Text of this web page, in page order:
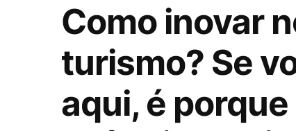
Como inovar
turismo? Se
aqui, é